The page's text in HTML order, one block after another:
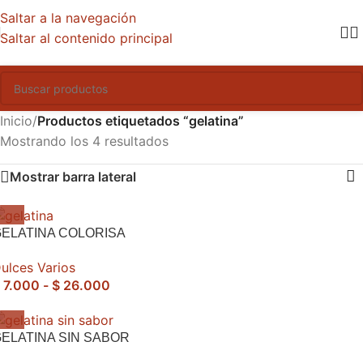
Saltar a la navegación
Saltar al contenido principal
Inicio/Productos etiquetados “gelatina”
Mostrando los 4 resultados
Mostrar barra lateral
COLORISA
Varios
7.000 - $ 26.000
SIN SABOR